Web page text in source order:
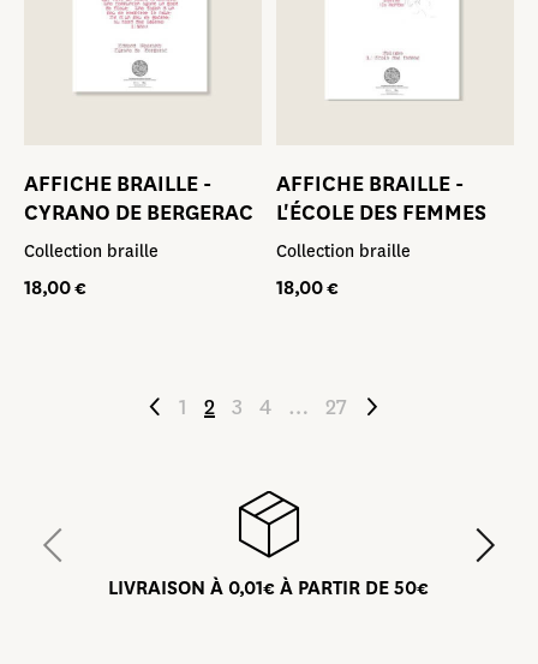
AFFICHE BRAILLE -
CYRANO DE BERGERAC
Collection braille
18,00€
AFFICHE BRAILLE -
L'ÉCOLE DES FEMMES
Collection braille
18,00€
1 2 3 4 … 27
LIVRAISON À 0,01€ À PARTIR DE 50€